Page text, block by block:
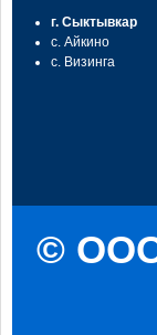
г. Сыктывкар
с. Айкино
с. Визинга
© ООО